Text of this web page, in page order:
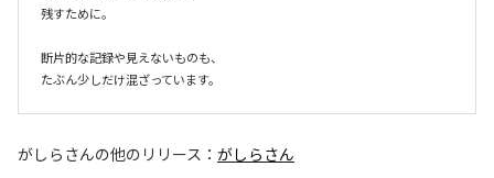
残すために。
断片的な記録や見えないものも、
たぶん少しだけ混ざっています。
がしらさんの他のリリース： がしらさん